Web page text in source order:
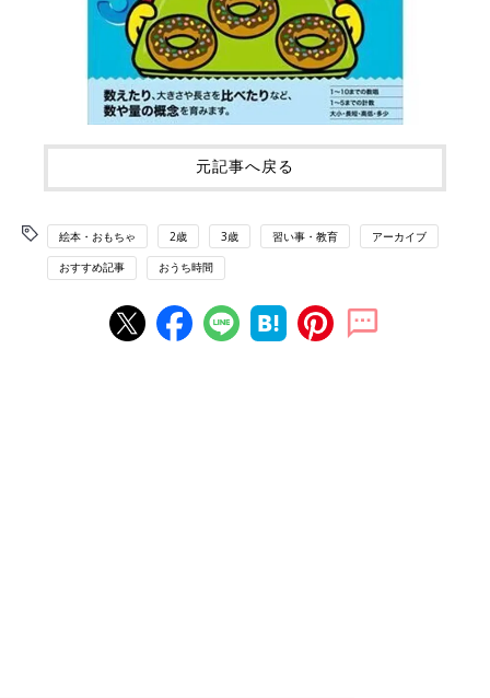
元記事へ戻る
絵本・おもちゃ 2歳 3歳 習い事・教育 アーカイブ
おすすめ記事 おうち時間